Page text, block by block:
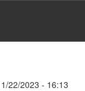
22/2023 - 16:13